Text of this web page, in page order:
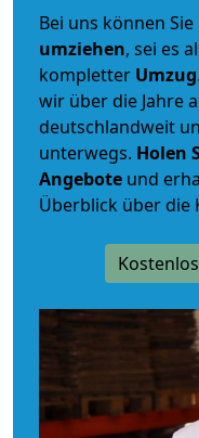
Bei uns können Sie
umziehen, sei es
kompletter Umzug
wir über die Jahre
deutschlandweit
unterwegs. Holen
Angebote und
Überblick über die